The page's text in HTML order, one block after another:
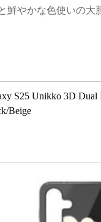
やかな色使いの大
S25 Unikko 3D Dual
Beige